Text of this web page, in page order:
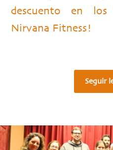
descuento en
Nirvana Fitness!
Seguir